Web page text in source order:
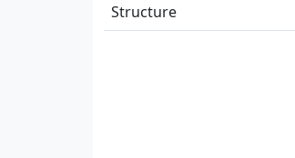
Structure